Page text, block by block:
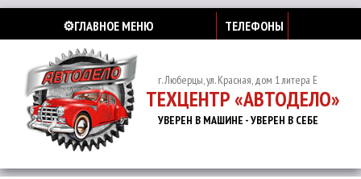
⚙️ГЛАВНОЕ МЕНЮ ТЕЛЕФОНЫ
г. Люберцы, ул. Красная, дом 1 литера Е
ТЕХЦЕНТР «АВТОДЕЛО»
УВЕРЕН В МАШИНЕ - УВЕРЕН В СЕБЕ